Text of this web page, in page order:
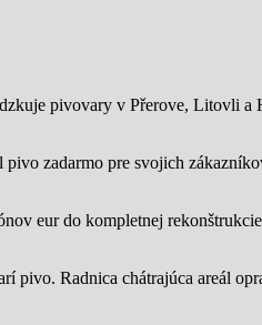
pivovary v Přerove, Litovli a
zadarmo pre svojich
eur do kompletnej
pivo. Radnica chátrajúca areál